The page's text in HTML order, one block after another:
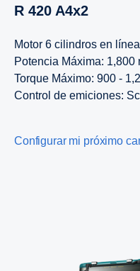
R 420 A4x2
Motor 6 cilindros en línea
Potencia Máxima: 1,800
Torque Máximo: 900 -
Control de emiciones:
Configurar mi próximo